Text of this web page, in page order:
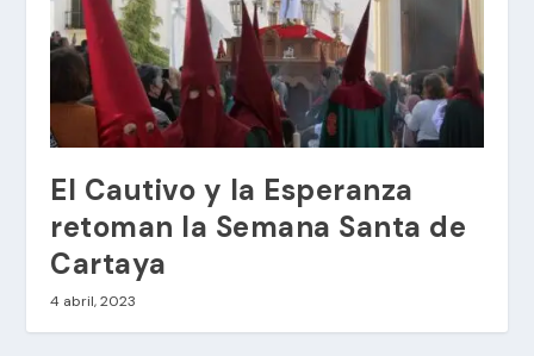
El Cautivo y la Esperanza
retoman la Semana Santa de
Cartaya
4 abril, 2023